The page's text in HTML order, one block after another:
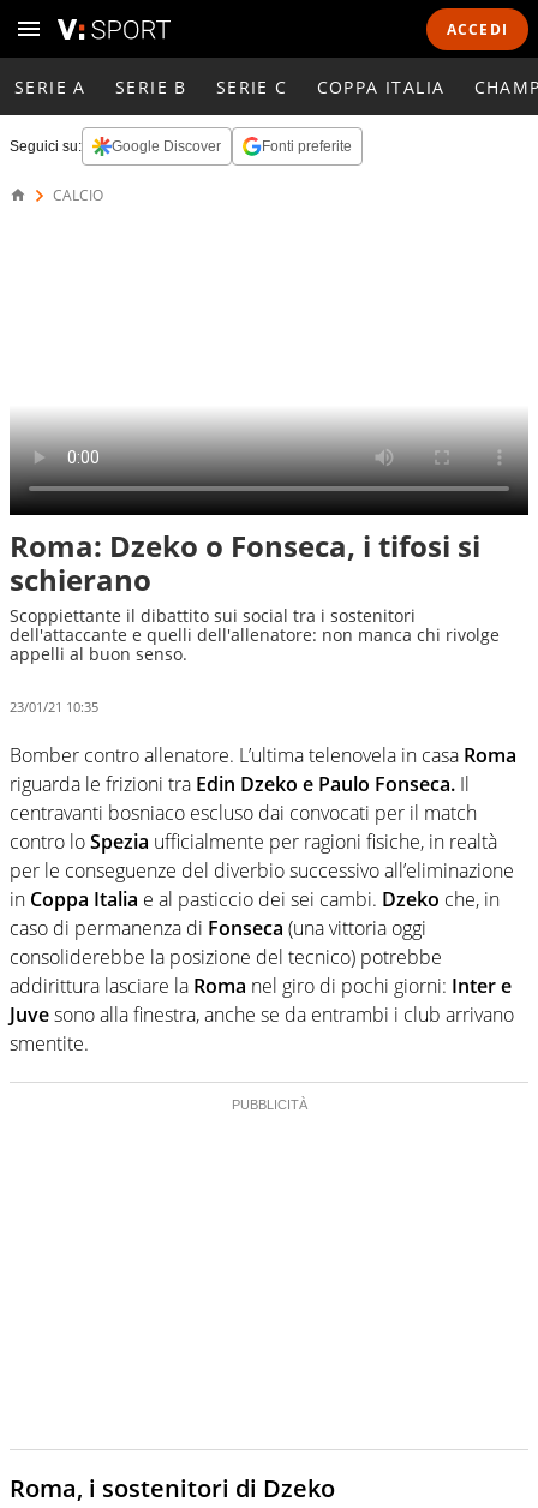
ACCEDI
SERIE A SERIE B SERIE C COPPA ITALIA
Seguici su: Google Discover Fonti preferite
CALCIO
Roma: Dzeko o Fonseca, i tifosi si
schierano
Scoppiettante il dibattito sui social tra i sostenitori
dell'attaccante e quelli dell'allenatore: non manca chi rivolge
appelli al buon senso.
23/01/21 10:35
Bomber contro allenatore. L’ultima telenovela in casa Roma
riguarda le frizioni tra Edin Dzeko e Paulo Fonseca. Il
centravanti bosniaco escluso dai convocati per il match
contro loSpezia ufficialmente per ragioni fisiche, in realtà
per le conseguenze del diverbio successivo all’eliminazione
in Coppa Italia e al pasticcio dei sei cambi. Dzeko che, in
caso di permanenza di Fonseca (una vittoria oggi
consoliderebbe la posizione del tecnico) potrebbe
addirittura lasciare la Roma nel giro di pochi giorni: Inter e
Juvesono alla finestra, anche se da entrambi i club arrivano
smentite.
Roma, i sostenitori di Dzeko